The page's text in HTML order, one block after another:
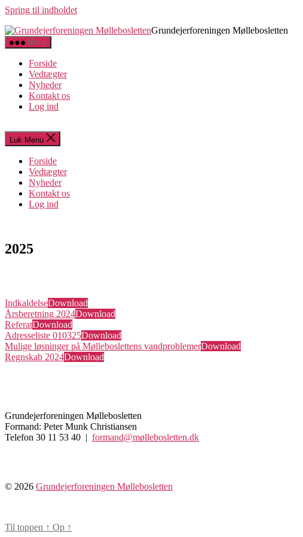
Spring til indholdet
Grundejerforeningen Møllebosletten
Menu
Forside
Vedtægter
Nyheder
Kontakt os
Log ind
Luk Menu
Forside
Vedtægter
Nyheder
Kontakt os
Log ind
2025
IndkaldelseDownload
Årsberetning 2024Download
ReferatDownload
Adresseliste 010325Download
Mulige løsninger på Mølleboslettens vandproblemerDownload
Regnskab 2024Download
Grundejerforeningen Møllebosletten
Formand: Peter Munk Christiansen
Telefon 30 11 53 40 | formand@møllebosletten.dk
© 2026 Grundejerforeningen Møllebosletten
Til toppen ↑ Op ↑